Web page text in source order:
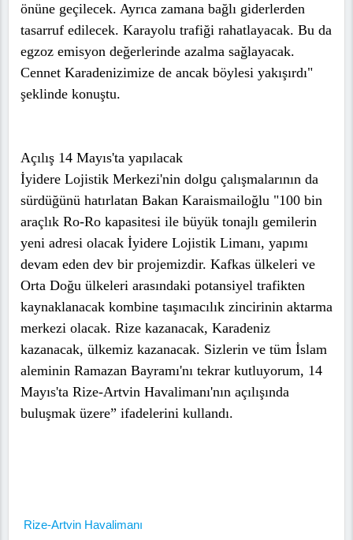
önüne geçilecek. Ayrıca zamana bağlı giderlerden
tasarruf edilecek. Karayolu trafiği rahatlayacak. Bu da
egzoz emisyon değerlerinde azalma sağlayacak.
Cennet Karadenizimize de ancak böylesi yakışırdı"
şeklinde konuştu.
Açılış 14 Mayıs'ta yapılacak
İyidere Lojistik Merkezi'nin dolgu çalışmalarının da
sürdüğünü hatırlatan Bakan Karaismailoğlu "100 bin
araçlık Ro-Ro kapasitesi ile büyük tonajlı gemilerin
yeni adresi olacak İyidere Lojistik Limanı, yapımı
devam eden dev bir projemizdir. Kafkas ülkeleri ve
Orta Doğu ülkeleri arasındaki potansiyel trafikten
kaynaklanacak kombine taşımacılık zincirinin aktarma
merkezi olacak. Rize kazanacak, Karadeniz
kazanacak, ülkemiz kazanacak. Sizlerin ve tüm İslam
aleminin Ramazan Bayramı'nı tekrar kutluyorum, 14
Mayıs'ta Rize-Artvin Havalimanı'nın açılışında
buluşmak üzere” ifadelerini kullandı.
Rize-Artvin Havalimanı